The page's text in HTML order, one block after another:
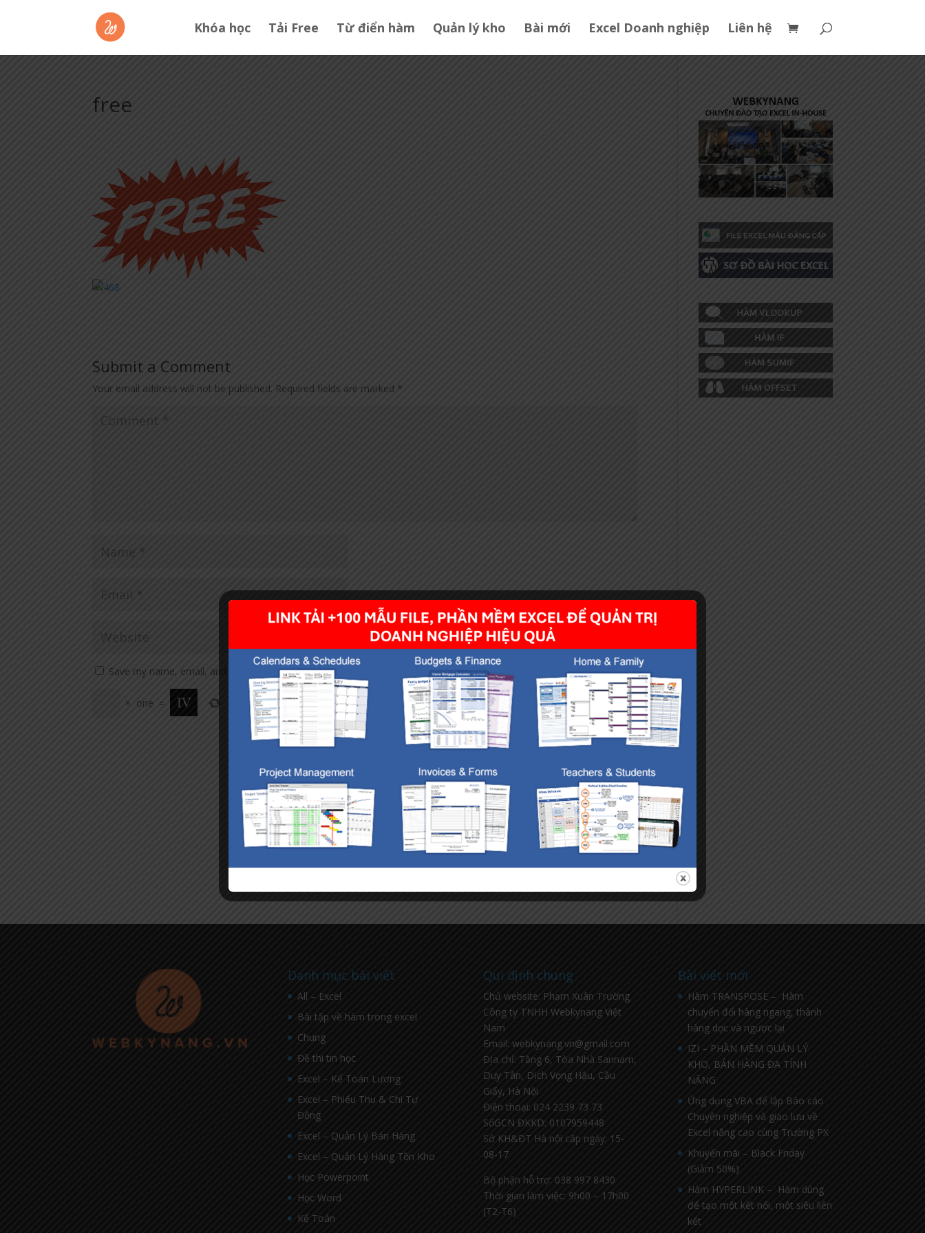
Khóa học Tải Free Từ điển hàm Quản lý kho Bài mới Excel Doanh nghiệp Liên hệ
free
Submit a Comment
Your email address will not be published. Required fields are marked *
Save my name, email, and website in this browser for the next time I comment.
× one =
Danh mục bài viết
All – Excel
Bài tập về hàm trong excel
Chung
Đề thi tin học
Excel – Kế Toán Lương
Excel – Phiếu Thu & Chi Tự
Động
Excel – Quản Lý Bán Hàng
Excel – Quản Lý Hàng Tồn Kho
Học Powerpoint
Học Word
Kế Toán
Qui định chung
Chủ website: Phạm Xuân Trường
Công ty TNHH Webkynang Việt
Nam
Email: webkynang.vn@gmail.com
Địa chỉ: Tầng 6, Tòa Nhà Sannam,
Duy Tân, Dịch Vọng Hậu, Cầu
Giấy, Hà Nội
Điện thoại: 024 2239 73 73
SốGCN ĐKKD: 0107959448
Sở KH&ĐT Hà nội cấp ngày: 15-
08-17
Bộ phận hỗ trợ: 038 997 8430
Thời gian làm việc: 9h00 – 17h00
(T2-T6)
Bài viết mới
Hàm TRANSPOSE – Hàm
chuyển đổi hàng ngang, thành
hàng dọc và ngược lại
IZI – PHẦN MỀM QUẢN LÝ
KHO, BÁN HÀNG ĐA TÍNH
NĂNG
Ứng dụng VBA để lập Báo cáo
Chuyên nghiệp và giao lưu về
Excel nâng cao cùng Trường PX
Khuyến mãi – Black Friday
(Giảm 50%)
Hàm HYPERLINK – Hàm dùng
để tạo một kết nối, một siêu liên
kết